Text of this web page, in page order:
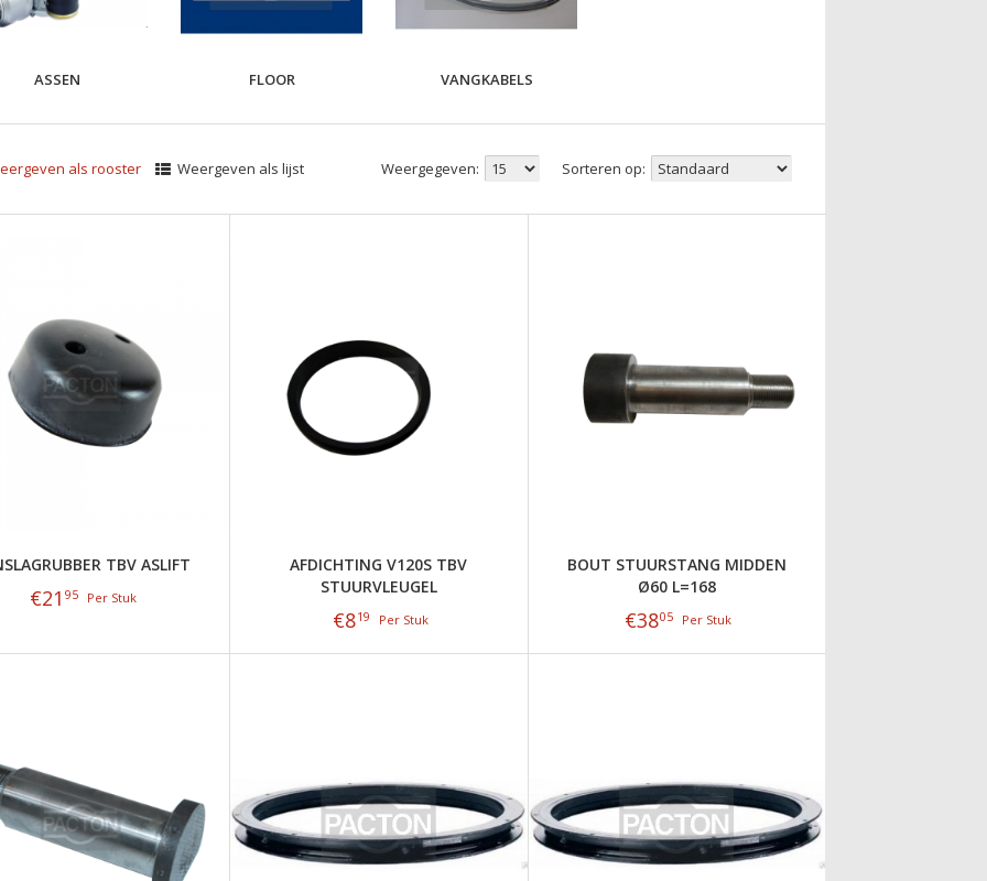
ASSEN FLOOR VANGKABELS
als rooster Weergeven als lijst Weergegeven: Sorteren op:
TBV ASLIFT
€21 95 Per Stuk
AFDICHTING V120S TBV
STUURVLEUGEL
€819 Per Stuk
BOUT STUURSTANG MIDDEN
Ø60 L=168
€3805 Per Stuk